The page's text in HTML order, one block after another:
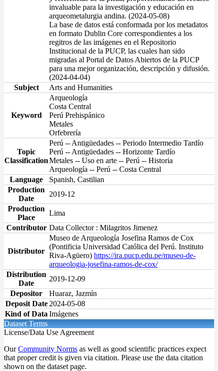
invaluable para la investigación y educación en
arqueometalurgia andina. (2024-05-08)
La base de datos está conformada por los metadatos
en formato Dublin Core correspondientes a los
regitros de las imágenes en el Repositorio
Institucional de la PUCP, las cuales han sido
migradas al Portal de Datos Abiertos de la PUCP
para una mejor organización, descripción y difusión.
(2024-04-04)
Subject
Arts and Humanities
Keyword
Arqueología
Costa Central
Perú Prehispánico
Metales
Orfebrería
Topic
Classification
Perú -- Antigüedades -- Periodo Intermedio Tardío
Perú -- Antigüedades -- Horizonte Tardío
Metales -- Uso en arte -- Perú -- Historia
Arqueología -- Perú -- Costa Central
Language
Spanish, Castilian
Production
Date
2019-12
Production
Place
Lima
Contributor Data Collector : Milagritos Jimenez
Distributor
Museo de Arqueología Josefina Ramos de Cox
(Pontificia Universidad Católica del Perú. Instituto
Riva-Agüero) https://ira.pucp.edu.pe/museo-de-
arqueologia-josefina-ramos-de-cox/
Distribution
Date
2019-12-09
Depositor
Huaraz, Jazmín
Deposit Date 2024-05-08
Kind of Data Imágenes
Dataset Terms
License/Data Use Agreement
OurCommunity Norms as well as good scientific practices expect
that proper credit is given via citation. Please use the data citation
shown on the dataset page.